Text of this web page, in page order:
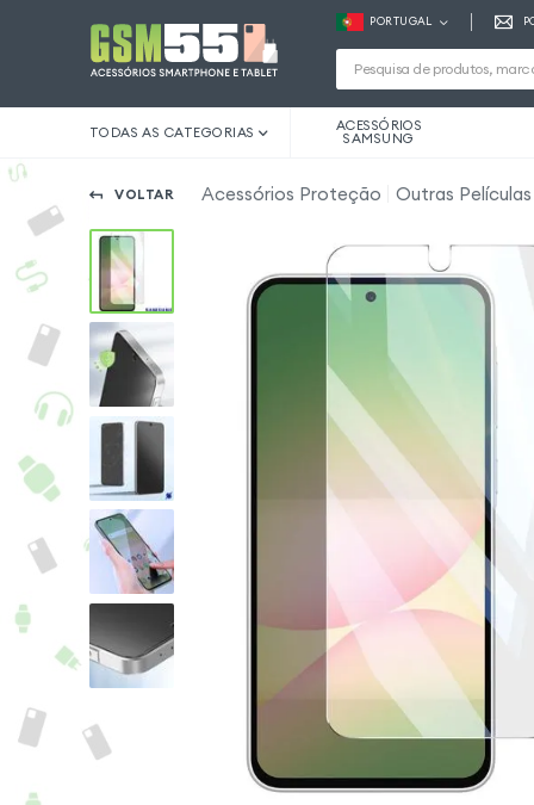
PORTUGAL
TODAS AS CATEGORIAS ACESSÓRIOS
SAMSUNG
VOLTAR Acessórios Proteção Outras